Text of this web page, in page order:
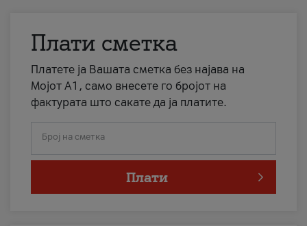
Плати сметка
Платете ја Вашата сметка без најава на
Мојот А1, само внесете го бројот на
фактурата што сакате да ја платите.
Број на сметка
Плати